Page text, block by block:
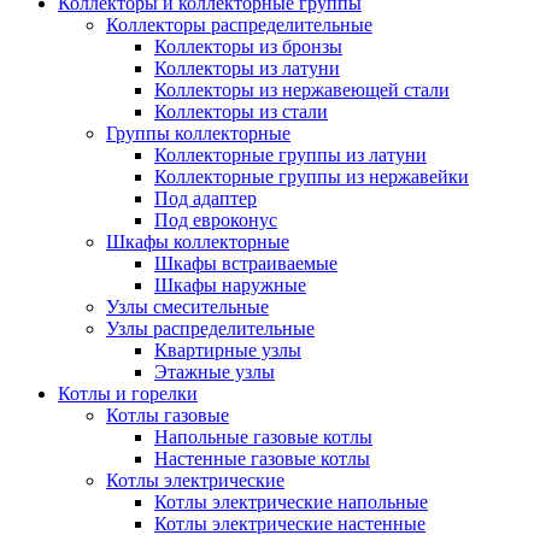
Коллекторы распределительные
Коллекторы из бронзы
Коллекторы из латуни
Коллекторы из нержавеющей стали
Коллекторы из стали
Группы коллекторные
Коллекторные группы из латуни
Коллекторные группы из нержавейки
Под адаптер
Под евроконус
Шкафы коллекторные
Шкафы встраиваемые
Шкафы наружные
Узлы смесительные
Узлы распределительные
Квартирные узлы
Этажные узлы
Котлы и горелки
Котлы газовые
Напольные газовые котлы
Настенные газовые котлы
Котлы электрические
Котлы электрические напольные
Котлы электрические настенные